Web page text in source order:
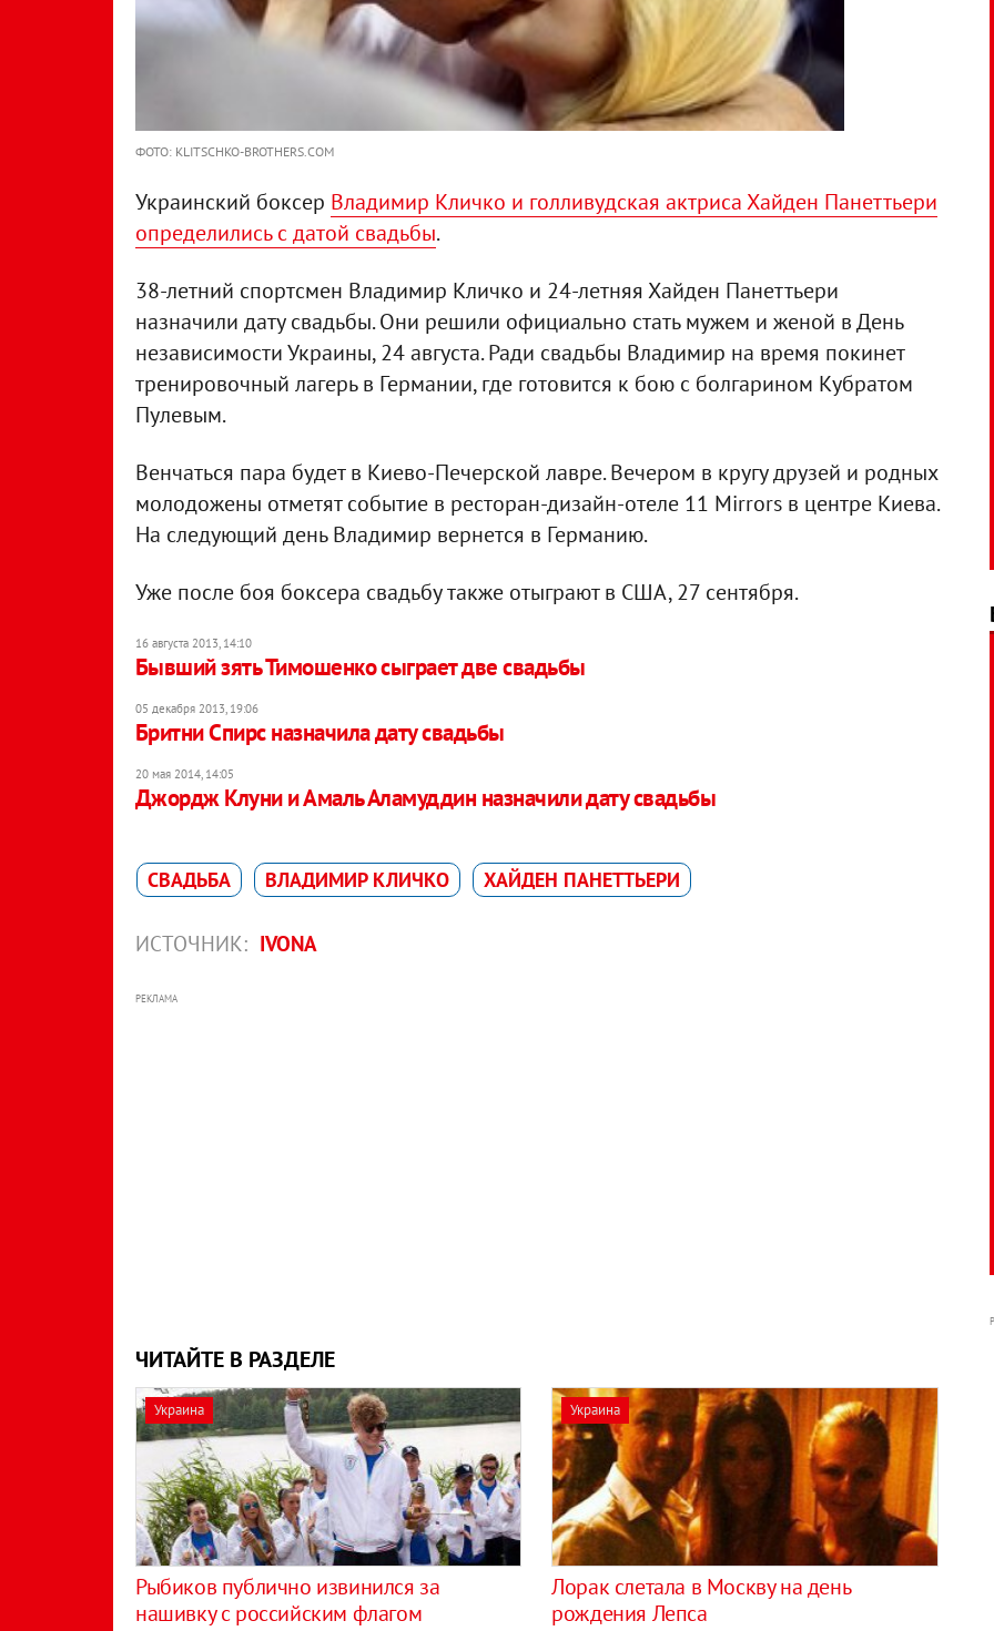
ФОТО: KLITSCHKO-BROTHERS.COM
Украинский боксер Владимир Кличко и голливудская актриса Хайден Панеттьери
определились с датой свадьбы.
38-летний спортсмен Владимир Кличко и 24-летняя Хайден Панеттьери
назначили дату свадьбы. Они решили официально стать мужем и женой в День
независимости Украины, 24 августа. Ради свадьбы Владимир на время покинет
тренировочный лагерь в Германии, где готовится к бою с болгарином Кубратом
Пулевым.
Венчаться пара будет в Киево-Печерской лавре. Вечером в кругу друзей и родных
молодожены отметят событие в ресторан-дизайн-отеле 11 Mirrors в центре Киева.
На следующий день Владимир вернется в Германию.
Уже после боя боксера свадьбу также отыграют в США, 27 сентября.
16 августа 2013, 14:10
Бывший зять Тимошенко сыграет две свадьбы
05 декабря 2013, 19:06
Бритни Спирс назначила дату свадьбы
20 мая 2014, 14:05
Джордж Клуни и Амаль Аламуддин назначили дату свадьбы
СВАДЬБА ВЛАДИМИР КЛИЧКО ХАЙДЕН ПАНЕТТЬЕРИ
ИСТОЧНИК: IVONA
РЕКЛАМА
ЧИТАЙТЕ В РАЗДЕЛЕ
Украина
Рыбиков публично извинился за
нашивку с российским флагом
Украина
Лорак слетала в Москву на день
рождения Лепса